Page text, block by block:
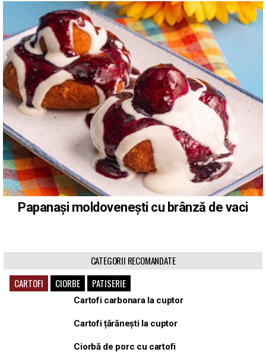
Papanași moldovenești cu brânză de vaci
CATEGORII RECOMANDATE
CARTOFI
CIORBE PATISERIE
Cartofi carbonara la cuptor
Cartofi țărănești la cuptor
Ciorbă de porc cu cartofi